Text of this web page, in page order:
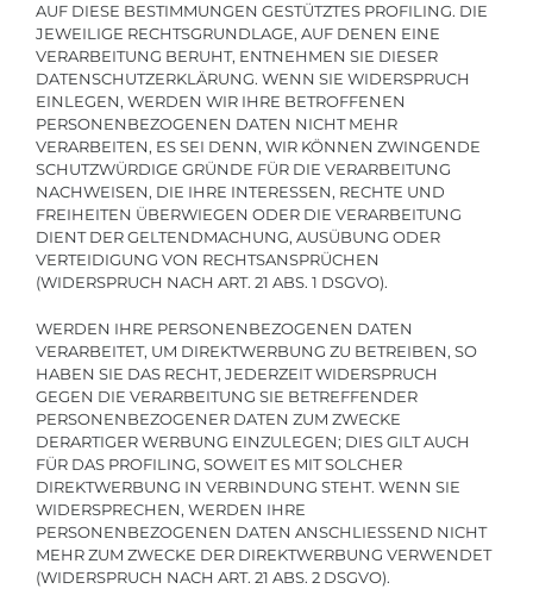
AUF DIESE BESTIMMUNGEN GESTÜTZTES PROFILING. DIE
JEWEILIGE RECHTSGRUNDLAGE, AUF DENEN EINE
VERARBEITUNG BERUHT, ENTNEHMEN SIE DIESER
DATENSCHUTZERKLÄRUNG. WENN SIE WIDERSPRUCH
EINLEGEN, WERDEN WIR IHRE BETROFFENEN
PERSONENBEZOGENEN DATEN NICHT MEHR
VERARBEITEN, ES SEI DENN, WIR KÖNNEN ZWINGENDE
SCHUTZWÜRDIGE GRÜNDE FÜR DIE VERARBEITUNG
NACHWEISEN, DIE IHRE INTERESSEN, RECHTE UND
FREIHEITEN ÜBERWIEGEN ODER DIE VERARBEITUNG
DIENT DER GELTENDMACHUNG, AUSÜBUNG ODER
VERTEIDIGUNG VON RECHTSANSPRÜCHEN
(WIDERSPRUCH NACH ART. 21 ABS. 1 DSGVO).
WERDEN IHRE PERSONENBEZOGENEN DATEN
VERARBEITET, UM DIREKTWERBUNG ZU BETREIBEN, SO
HABEN SIE DAS RECHT, JEDERZEIT WIDERSPRUCH
GEGEN DIE VERARBEITUNG SIE BETREFFENDER
PERSONENBEZOGENER DATEN ZUM ZWECKE
DERARTIGER WERBUNG EINZULEGEN; DIES GILT AUCH
FÜR DAS PROFILING, SOWEIT ES MIT SOLCHER
DIREKTWERBUNG IN VERBINDUNG STEHT. WENN SIE
WIDERSPRECHEN, WERDEN IHRE
PERSONENBEZOGENEN DATEN ANSCHLIESSEND NICHT
MEHR ZUM ZWECKE DER DIREKTWERBUNG VERWENDET
(WIDERSPRUCH NACH ART. 21 ABS. 2 DSGVO).